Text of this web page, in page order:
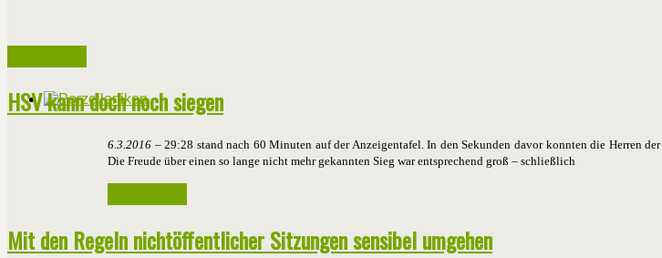
HSV kann doch noch siegen
6.3.2016 – 29:28 stand nach 60 Minuten auf der Anzeigentafel. In den Sekunden davor konnten die Herren
Die Freude über einen so lange nicht mehr gekannten Sieg war entsprechend groß – schließlich
Mit den Regeln nichtöffentlicher Sitzungen sensibel umgehen